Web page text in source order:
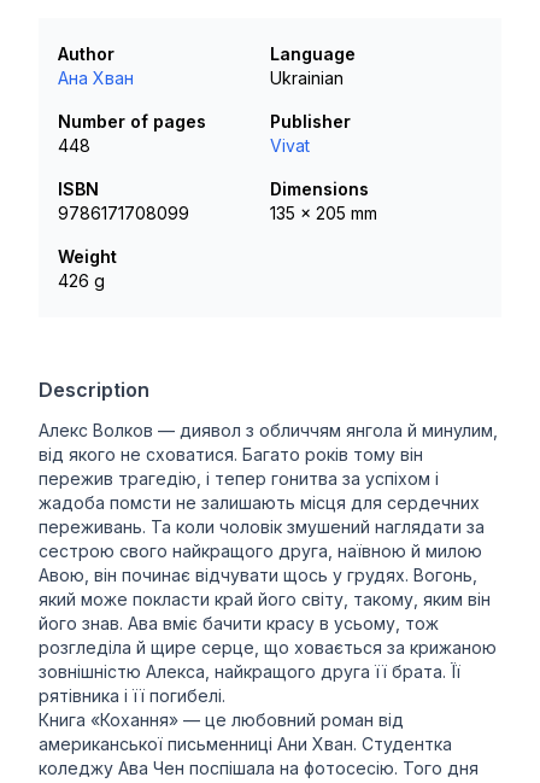
Author
Ана Хван
Language
Ukrainian
Number of pages
448
Publisher
Vivat
ISBN
9786171708099
Dimensions
135 x 205 mm
Weight
426 g
Description
Алекс Волков — диявол з обличчям янгола й минулим,
від якого не сховатися. Багато років тому він
пережив трагедію, і тепер гонитва за успіхом і
жадоба помсти не залишають місця для сердечних
переживань. Та коли чоловік змушений наглядати за
сестрою свого найкращого друга, наївною й милою
Авою, він починає відчувати щось у грудях. Вогонь,
який може покласти край його світу, такому, яким він
його знав. Ава вміє бачити красу в усьому, тож
розгледіла й щире серце, що ховається за крижаною
зовнішністю Алекса, найкращого друга її брата. Її
рятівника і її погибелі.
Книга «Кохання» — це любовний роман від
американської письменниці Ани Хван. Студентка
коледжу Ава Чен поспішала на фотосесію. Того дня